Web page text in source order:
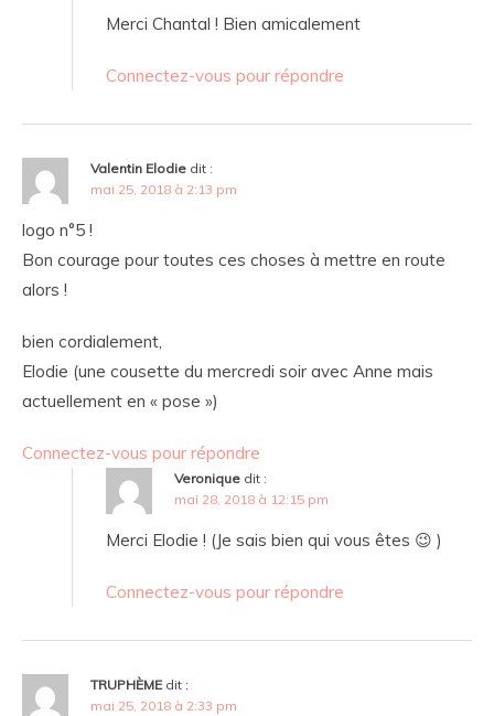
Merci Chantal ! Bien amicalement
Connectez-vous pour répondre
Valentin Elodie dit :
mai 25, 2018 à 2:13 pm
logo n°5 !
Bon courage pour toutes ces choses à mettre en route
alors !
bien cordialement,
Elodie (une cousette du mercredi soir avec Anne mais
actuellement en « pose »)
Connectez-vous pour répondre
Veronique dit :
mai 28, 2018 à 12:15 pm
Merci Elodie ! (Je sais bien qui vous êtes 😉 )
Connectez-vous pour répondre
TRUPHÈME dit :
mai 25, 2018 à 2:33 pm